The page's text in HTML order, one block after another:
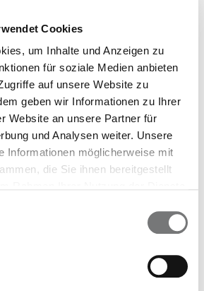
Cookies
um Inhalte und Anzeigen zu
für soziale Medien anbieten
auf unsere Website zu
geben wir Informationen zu Ihrer
Website an unsere Partner für
und Analysen weiter. Unsere
Informationen möglicherweise mit
die Sie ihnen bereitgestellt
für Sie auf einen
die Kosten für die ambulante
notwendiger chirurgischer Eingriffe
die gesamte Behandlung inklusive
und Nachuntersuchung, Operation
bei uns versichert und maximal 17